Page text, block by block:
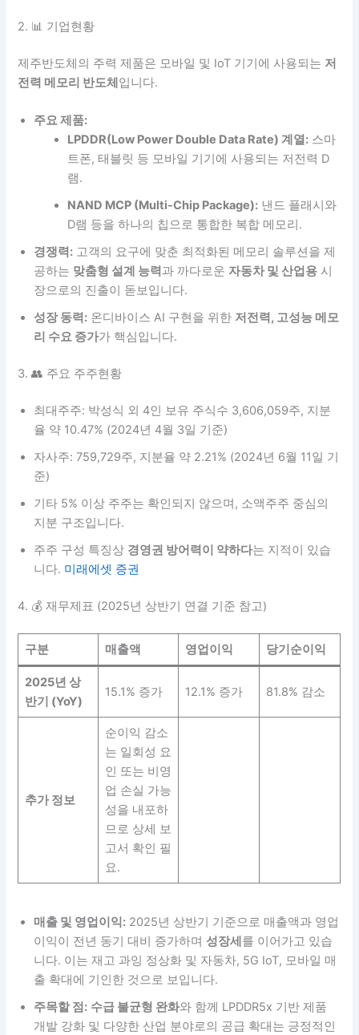
2. 📊 기업현황
제주반도체의 주력 제품은 모바일 및 IoT 기기에 사용되는 저
전력 메모리 반도체 입니다.
주요 제품:
LPDDR(Low Power Double Data Rate) 계열: 스마
트폰, 태블릿 등 모바일 기기에 사용되는 저전력 D
램.
NAND MCP (Multi-Chip Package): 낸드 플래시와
D램 등을 하나의 칩으로 통합한 복합 메모리.
경쟁력: 고객의 요구에 맞춘 최적화된 메모리 솔루션을 제
공하는 맞춤형 설계 능력 과 까다로운 자동차 및 산업용 시
장으로의 진출이 돋보입니다.
성장 동력: 온디바이스 AI 구현을 위한 저전력, 고성능 메모
리 수요 증가가 핵심입니다.
3. 👥 주요 주주현황
최대주주: 박성식 외 4인 보유 주식수 3,606,059주, 지분
율 약 10.47% (2024년 4월 3일 기준)
자사주: 759,729주, 지분율 약 2.21% (2024년 6월 11일 기
준)
기타 5% 이상 주주는 확인되지 않으며, 소액주주 중심의
지분 구조입니다.
주주 구성 특징상 경영권 방어력이 약하다는 지적이 있습
니다. 미래에셋 증권
4. 💰 재무제표 (2025년 상반기 연결 기준 참고)
구분 매출액 영업이익 당기순이익
2025년 상
반기 (YoY)
15.1% 증가 12.1% 증가 81.8% 감소
추가 정보
순이익 감소
는 일회성 요
인 또는 비영
업 손실 가능
성을 내포하
므로 상세 보
고서 확인 필
요.
매출 및 영업이익: 2025년 상반기 기준으로 매출액과 영업
이익이 전년 동기 대비 증가하며 성장세 를 이어가고 있습
니다. 이는 재고 과잉 정상화 및 자동차, 5G IoT, 모바일 매
출 확대에 기인한 것으로 보입니다.
주목할 점: 수급 불균형 완화와 함께 LPDDR5x 기반 제품
개발 강화 및 다양한 산업 분야로의 공급 확대는 긍정적인